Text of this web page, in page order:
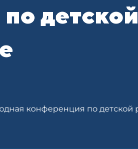
детской